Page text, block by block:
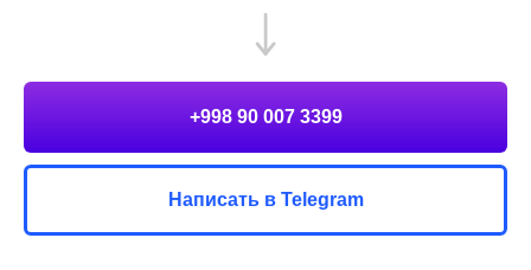
+998 90 007 3399
Написать в Telegram